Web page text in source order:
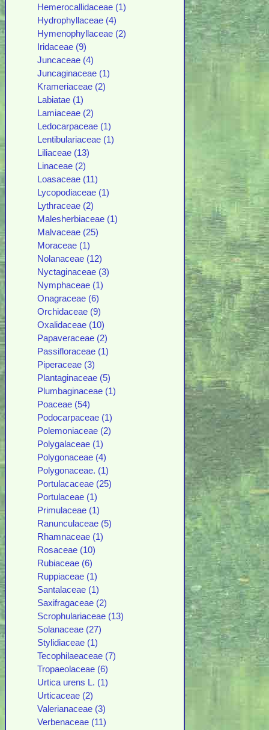
Hemerocallidaceae (1)
Hydrophyllaceae (4)
Hymenophyllaceae (2)
Iridaceae (9)
Juncaceae (4)
Juncaginaceae (1)
Krameriaceae (2)
Labiatae (1)
Lamiaceae (2)
Ledocarpaceae (1)
Lentibulariaceae (1)
Liliaceae (13)
Linaceae (2)
Loasaceae (11)
Lycopodiaceae (1)
Lythraceae (2)
Malesherbiaceae (1)
Malvaceae (25)
Moraceae (1)
Nolanaceae (12)
Nyctaginaceae (3)
Nymphaceae (1)
Onagraceae (6)
Orchidaceae (9)
Oxalidaceae (10)
Papaveraceae (2)
Passifloraceae (1)
Piperaceae (3)
Plantaginaceae (5)
Plumbaginaceae (1)
Poaceae (54)
Podocarpaceae (1)
Polemoniaceae (2)
Polygalaceae (1)
Polygonaceae (4)
Polygonaceae. (1)
Portulacaceae (25)
Portulaceae (1)
Primulaceae (1)
Ranunculaceae (5)
Rhamnaceae (1)
Rosaceae (10)
Rubiaceae (6)
Ruppiaceae (1)
Santalaceae (1)
Saxifragaceae (2)
Scrophulariaceae (13)
Solanaceae (27)
Stylidiaceae (1)
Tecophilaeaceae (7)
Tropaeolaceae (6)
Urtica urens L. (1)
Urticaceae (2)
Valerianaceae (3)
Verbenaceae (11)